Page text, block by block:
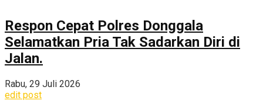
Respon Cepat Polres Donggala
Selamatkan Pria Tak Sadarkan Diri di
Jalan.
Rabu, 29 Juli 2026
edit post